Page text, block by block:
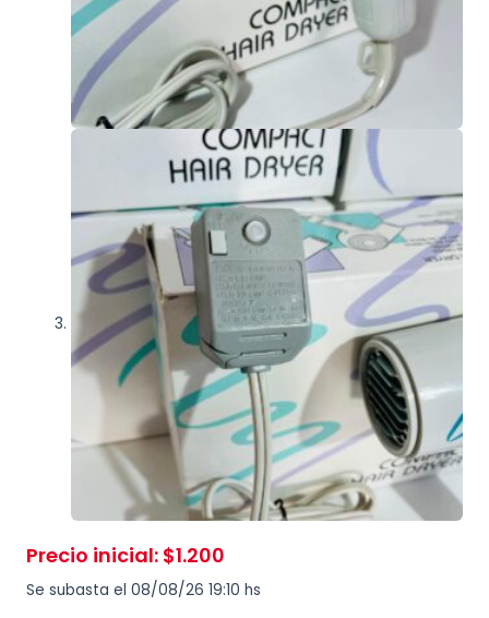
Precio inicial: $1.200
Se subasta el 08/08/26 19:10 hs